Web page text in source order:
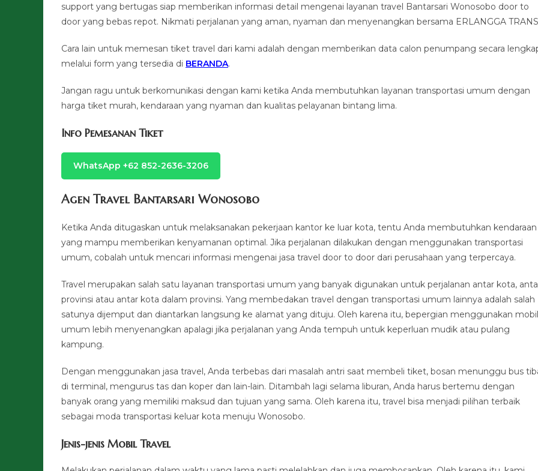
support yang bertugas siap memberikan informasi detail mengenai layanan travel Bantarsari Wonosobo door to
door yang bebas repot. Nikmati perjalanan yang aman, nyaman dan menyenangkan bersama ERLANGGA
Cara lain untuk memesan tiket travel dari kami adalah dengan memberikan data calon penumpang secara
melalui form yang tersedia di BERANDA.
Jangan ragu untuk berkomunikasi dengan kami ketika Anda membutuhkan layanan transportasi umum dengan
harga tiket murah, kendaraan yang nyaman dan kualitas pelayanan bintang lima.
Info Pemesanan Tiket
WhatsApp +62 852-2636-3206
Agen Travel Bantarsari Wonosobo
Ketika Anda ditugaskan untuk melaksanakan pekerjaan kantor ke luar kota, tentu Anda membutuhkan kendaraan
yang mampu memberikan kenyamanan optimal. Jika perjalanan dilakukan dengan menggunakan transportasi
umum, cobalah untuk mencari informasi mengenai jasa travel door to door dari perusahaan yang terpercaya.
Travel merupakan salah satu layanan transportasi umum yang banyak digunakan untuk perjalanan antar kota,
provinsi atau antar kota dalam provinsi. Yang membedakan travel dengan transportasi umum lainnya adalah salah
satunya dijemput dan diantarkan langsung ke alamat yang dituju. Oleh karena itu, bepergian menggunakan mobil
umum lebih menyenangkan apalagi jika perjalanan yang Anda tempuh untuk keperluan mudik atau pulang
kampung.
Dengan menggunakan jasa travel, Anda terbebas dari masalah antri saat membeli tiket, bosan menunggu bus
di terminal, mengurus tas dan koper dan lain-lain. Ditambah lagi selama liburan, Anda harus bertemu dengan
banyak orang yang memiliki maksud dan tujuan yang sama. Oleh karena itu, travel bisa menjadi pilihan terbaik
sebagai moda transportasi keluar kota menuju Wonosobo.
Jenis-jenis Mobil Travel